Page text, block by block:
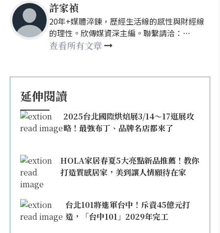
許家禎
20年+媒體淬鍊，歷經生活線的感性與財經線
的理性。欣傳媒資深主編。聯繫請洽：
nellyhsu@xinmedia.com
查看所有文章
延伸閱讀
2025台北國際烘焙展3/14～17逛展攻
略！最強布丁、品牌名店都來了
HOLA家居春夏5大亮點新品推薦！教你
打造質感居家，美到讓人情願待在家
台北101將進軍台中！斥資45億元打
造，「台中101」2029年完工